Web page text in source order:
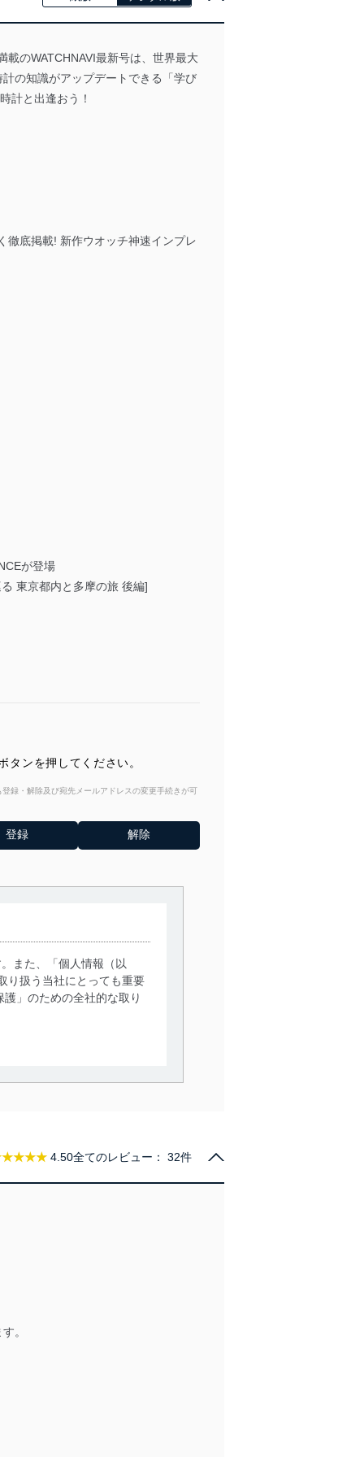
のWATCHNAVI最新号は、世界最大
の知識がアップデートできる「学び
計と出逢おう！
徹底掲載! 新作ウオッチ神速インプレ
が登場
東京都内と多摩の旅 後編]
ンを押してください。
録・解除及び宛先メールアドレスの変更手続きが可
また、「個人情報（以
り扱う当社にとっても重要
」のための全社的な取り
用目的の達成に必要な範
への不要なアクセスを防止
ベース等を取り扱う情報
4.50全てのレビュー： 32件
。